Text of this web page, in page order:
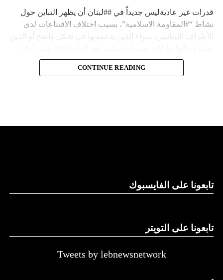
قدرات غير عاديةليس جديداً في ##لبنان أن يظهر التباين حول
نشاط “#المقاومة الاسلامية”، بسبب اختلاف الاقتناعات لدى
الأطراف اللبنانيين، سواء الذين يدعمونها في شكل واضح أو الذين
إلى أن المقاومة ضد الاحتلال الإسرائيلي لم تكن يوماً محط
إجماع داخلي، وإن كانت القوى اللبنانية المؤمنة بالصراع ضد
النهار
CONTINUE READING
تابعونا على الفايسبوك
تابعونا على التويتر
Tweets by lebnewsnetwork